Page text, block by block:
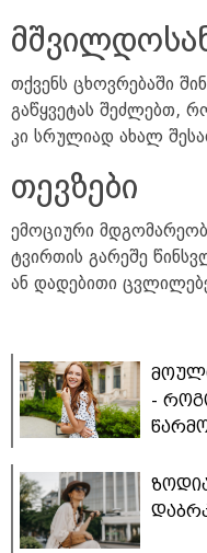
თქვენს ცხოვრებაში
გაწყვეტას შეძლებთ,
კი სრულიად ახალ
თევზები
ემოციური
ტვირთის გარეშე
ან დადებითი
-